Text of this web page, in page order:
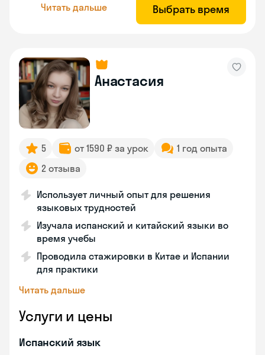
Читать дальше Выбрать время
Анастасия
5 от 1590 ₽ за урок
1 год опыта
2 отзыва
Использует личный опыт для решения
языковых трудностей
Изучала испанский и китайский языки во
время учебы
Проводила стажировки в Китае и Испании
для практики
Читать дальше
Услуги и цены
Испанский язык